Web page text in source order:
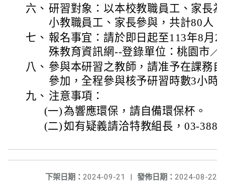
六、 研習對象：以本校教職員工、家長
小教職員工、家長參與，共計80人。
七、 報名事宜：請於即日起至113年8月
殊教育資訊網--登錄單位：桃園市／
八、 參與本研習之教師，請准予在課務
參加，全程參與核予研習時數3小時
九、 注意事項：
(一)為響應環保，請自備環保杯。
(二)如有疑義請洽特教組長，03-
發佈日期： 2024-08-22
下架日期： 2024-09-21
|